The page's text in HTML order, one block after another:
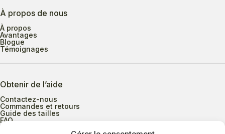
À propos de nous
À propos
Avantages
Blogue
Témoignages
Obtenir de l’aide
Contactez-nous
Commandes et retours
Guide des tailles
FAQ